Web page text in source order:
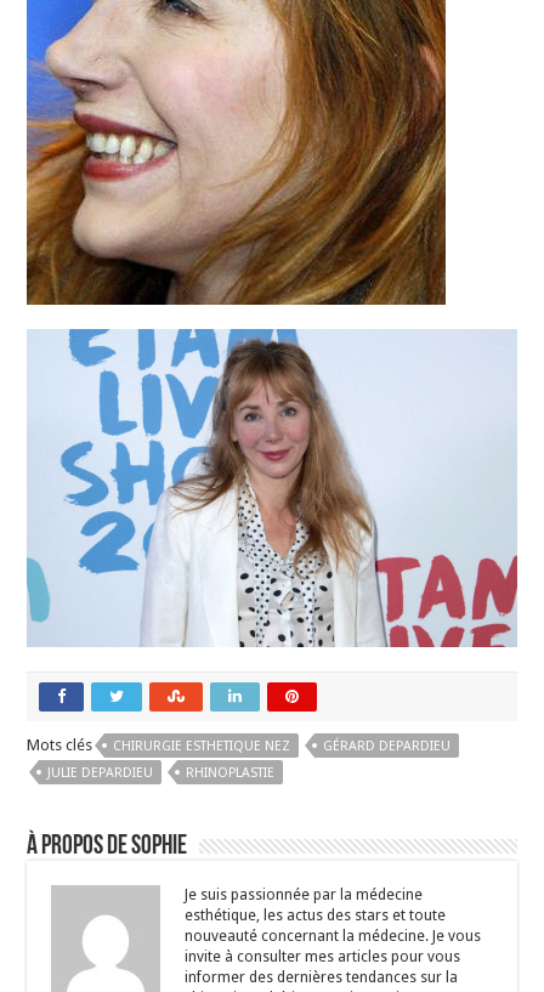
Mots clés CHIRURGIE ESTHETIQUE NEZ
GÉRARD DEPARDIEU
JULIE DEPARDIEU
RHINOPLASTIE
À propos de Sophie
Je suis passionnée par la médecine
esthétique, les actus des stars et toute
nouveauté concernant la médecine. Je vous
invite à consulter mes articles pour vous
informer des dernières tendances sur la